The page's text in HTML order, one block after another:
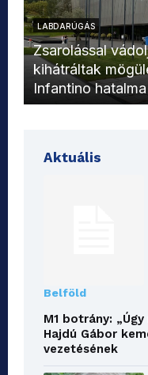
LABDARÚGÁS
Zsarolással
kihátráltak
Infantino
Aktuális
Belföld
M1 botrány:
Hajdú Gábor
vezetésének